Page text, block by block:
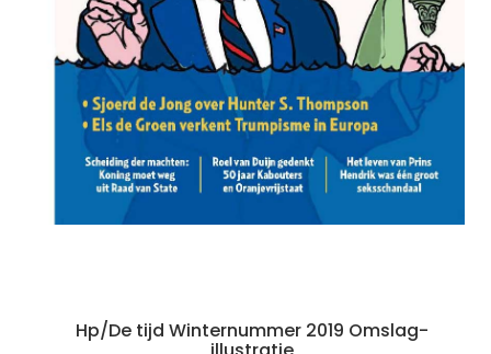
Hp/De tijd Winternummer 2019 Omslag-